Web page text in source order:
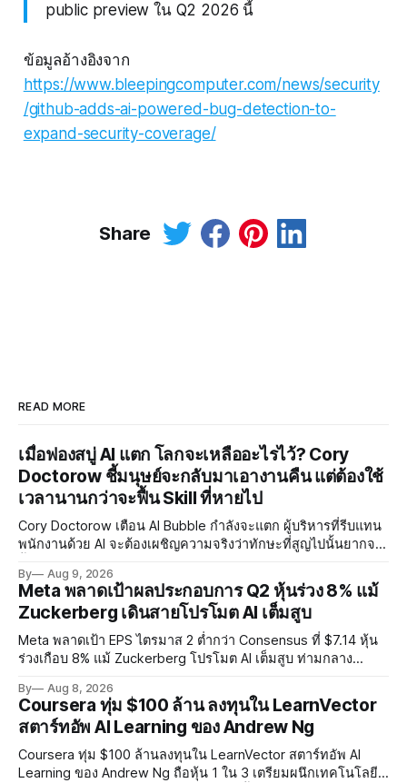
public preview ใน Q2 2026 นี้
ข้อมูลอ้างอิงจาก
https://www.bleepingcomputer.com/news/security
/github-adds-ai-powered-bug-detection-to-
expand-security-coverage/
Share
READ MORE
เมื่อฟองสบู่ AI แตก โลกจะเหลืออะไรไว้? Cory
Doctorow ชี้มนุษย์จะกลับมาเอางานคืน แต่ต้องใช้
เวลานานกว่าจะฟื้น Skill ที่หายไป
Cory Doctorow เตือน AI Bubble กำลังจะแตก ผู้บริหารที่รีบแทน
พนักงานด้วย AI จะต้องเผชิญความจริงว่าทักษะที่สูญไปนั้นยากจะ
Source แทน
By Aug 9, 2026
Meta พลาดเป้าผลประกอบการ Q2 หุ้นร่วง 8% แม้
Zuckerberg เดินสายโปรโมต AI เต็มสูบ
Meta พลาดเป้า EPS ไตรมาส 2 ต่ำกว่า Consensus ที่ $7.14 หุ้น
ร่วงเกือบ 8% แม้ Zuckerberg โปรโมต AI เต็มสูบ ท่ามกลาง
การทำร้ายเด็ก
By Aug 8, 2026
Coursera ทุ่ม $100 ล้าน ลงทุนใน LearnVector
สตาร์ทอัพ AI Learning ของ Andrew Ng
Coursera ทุ่ม $100 ล้านลงทุนใน LearnVector สตาร์ทอัพ AI
Learning ของ Andrew Ng ถือหุ้น 1 ใน 3 เตรียมผนึกเทคโนโลยี